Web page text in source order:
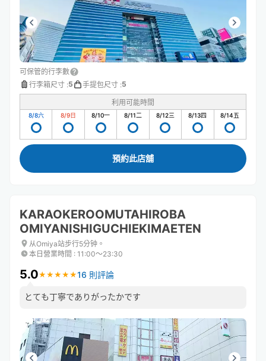
可保管的行李數
行李箱尺寸 :5 手提包尺寸 :5
利用可能時間
8/8六 8/9日 8/10一 8/11二 8/12三 8/13四 8/14五
預約此店舖
KARAOKEROOMUTAHIROBA
OMIYANISHIGUCHIEKIMAETEN
从Omiya站步行5分钟。
本日營業時間 : 11:00〜23:30
5.0★ ★ ★ ★ ★
★ ★ ★ ★ ★16 則評論
とても丁寧でありがったかです